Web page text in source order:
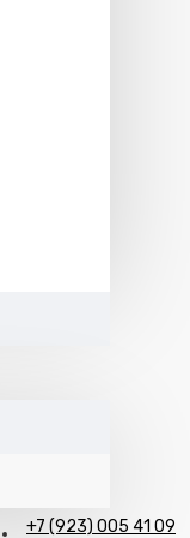
+7 (923) 005 41 09